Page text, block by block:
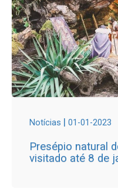
Notícias | 01-01-2023
Presépio natural
visitado até 8 de